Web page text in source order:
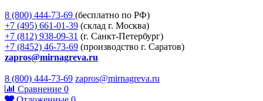
8 (800) 444-73-69 (бесплатно по РФ)
+7 (495) 661-01-39 (склад г. Москва)
+7 (812) 938-09-31 (г. Санкт-Петербург)
+7 (8452) 46-73-69 (производство г. Саратов)
zapros@mirnagreva.ru
8 (800) 444-73-69 zapros@mirnagreva.ru
Сравнение 0